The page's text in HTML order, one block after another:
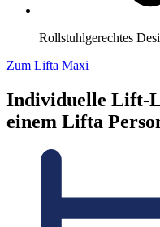
Rollstuhlgerechtes
Zum Lifta Maxi
Individuelle Lift-
einem Lifta